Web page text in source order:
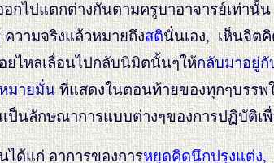
ไปแตกต่างกันตามครูบาอาจารย์เท่านั้
วามจริงแล้วหมายถึงสตินั่นเอง, เห็นจิต
ไหลเลื่อนไปกลับนิมิตนั้นๆให้กลับมาอยู่
มายมั่นที่แสดงในตอนท้ายของทุกๆบรรพ
ป็นลักษณาการแบบต่างๆของการปฏิบัติเ
ด้แก่ อาการของการหยุดคิดนึกปรุงแต่ง